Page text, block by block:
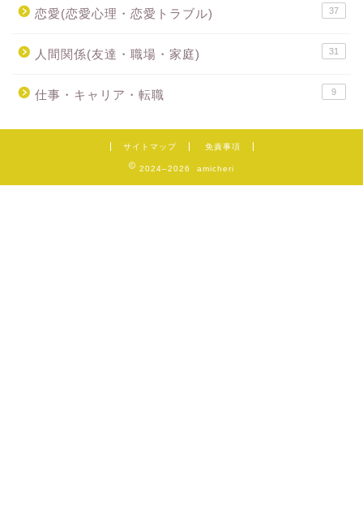
恋愛(恋愛心理・恋愛トラブル) 37
人間関係(友達・職場・家庭) 31
仕事・キャリア・転職 9
サイトマップ 免責事項
2024–2026 amicheri